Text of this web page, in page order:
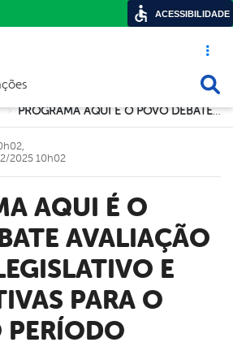
Acesso
navegação
> PROGRAMA AQUI É O POVO DEBATE AVALIAÇÃO DO ANO LEGISLATIVO E PERSPECTIVAS PARA O PRÓXIMO PERÍODO
AVALIAÇÃO
E
PARA O
PERÍODO
2025 10h02
ACESSIBILIDADE